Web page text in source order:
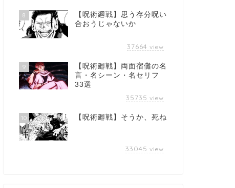
8
【呪術廻戦】思う存分呪い
合おうじゃないか
37664 view
9
【呪術廻戦】両面宿儺の名
言・名シーン・名セリフ
33選
35735 view
10 【呪術廻戦】そうか、死ね
33045 view